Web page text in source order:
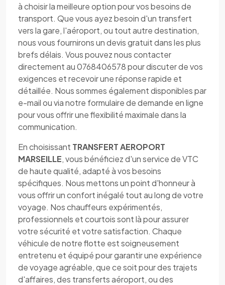
à choisir la meilleure option pour vos besoins de
transport. Que vous ayez besoin d'un transfert
vers la gare, l'aéroport, ou tout autre destination,
nous vous fournirons un devis gratuit dans les plus
brefs délais. Vous pouvez nous contacter
directement au 0768406578 pour discuter de vos
exigences et recevoir une réponse rapide et
détaillée. Nous sommes également disponibles par
e-mail ou via notre formulaire de demande en ligne
pour vous offrir une flexibilité maximale dans la
communication.
En choisissant TRANSFERT AEROPORT
MARSEILLE, vous bénéficiez d'un service de VTC
de haute qualité, adapté à vos besoins
spécifiques. Nous mettons un point d'honneur à
vous offrir un confort inégalé tout au long de votre
voyage. Nos chauffeurs expérimentés,
professionnels et courtois sont là pour assurer
votre sécurité et votre satisfaction. Chaque
véhicule de notre flotte est soigneusement
entretenu et équipé pour garantir une expérience
de voyage agréable, que ce soit pour des trajets
d'affaires, des transferts aéroport, ou des